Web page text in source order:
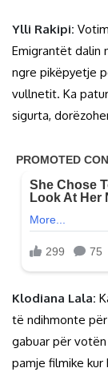
Ylli Rakipi:
Emigrantët dalin
ngre pikëpyetje
vullnetit. Ka
sigurta,
Klodiana Lala:
të ndihmonte
gabuar për
pamje filmike kur